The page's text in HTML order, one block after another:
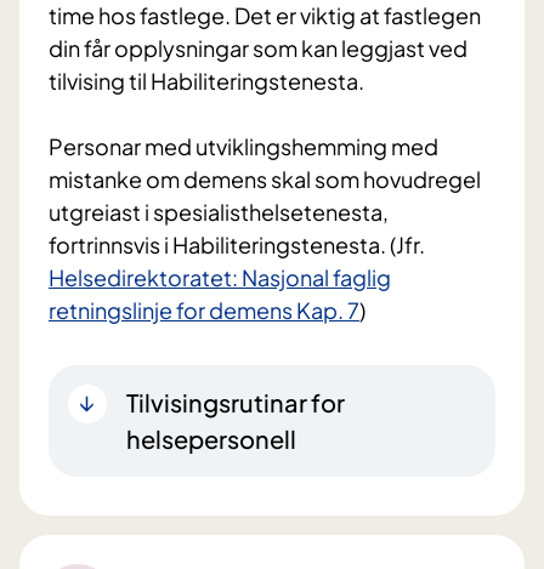
time hos fastlege. Det er viktig at fastlegen
din får opplysningar som kan leggjast ved
tilvising til Habiliteringstenesta.
Personar med utviklingshemming med
mistanke om demens skal som hovudregel
utgreiast i spesialisthelsetenesta,
fortrinnsvis i Habiliteringstenesta. (Jfr.
Helsedirektoratet: Nasjonal faglig
retningslinje for demens Kap. 7)
Tilvisingsrutinar for
helsepersonell